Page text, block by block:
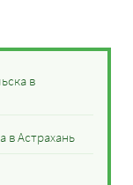
в
в Астрахань